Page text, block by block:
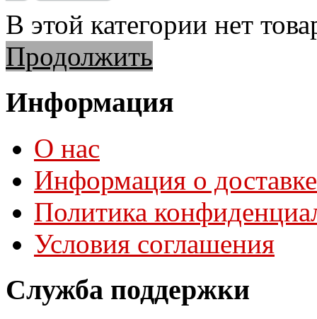
В этой категории нет
Продолжить
Информация
О нас
Информация о доставке
Политика
Условия соглашения
Служба поддержки